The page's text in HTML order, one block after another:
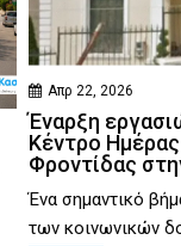
Απρ 22, 2026
Έναρξη
Κέντρο
Φροντίδας
Ένα σημαντικό
των κοινωνικών